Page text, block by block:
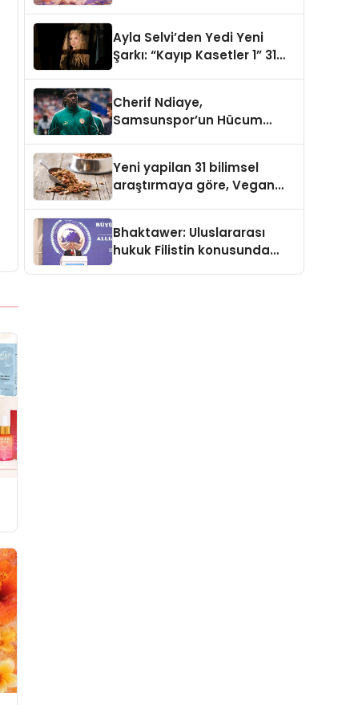
Ayla Selvi’den Yedi Yeni
Şarkı: “Kayıp Kasetler 1” 31
Cherif Ndiaye,
Samsunspor’un Hücum
Yeni yapilan 31 bilimsel
araştırmaya göre, Vegan
Sindirildiğini Ortaya Koydu
Bhaktawer: Uluslararası
hukuk Filistin konusunda